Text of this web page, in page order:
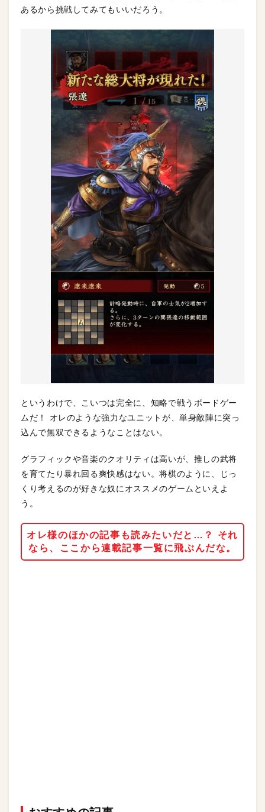
あるから挑戦してみてもいいだろう。
というわけで、こいつは完全に、知略で戦うボードゲー
ムだ！ オレのような強力なユニットが、単身敵陣に突っ
込んで無双できるようなことはない。
グラフィックや音楽のクオリティは高いが、推しの武将
を育てたり暴れ回る爽快感はない。将棋のように、じっ
くり考えるのが好きな奴にオススメのゲームといえよ
う。
オレ様のほかの記事も読みたいだと…？ それ
なら、ここから連載記事一覧に飛ぶんだな。